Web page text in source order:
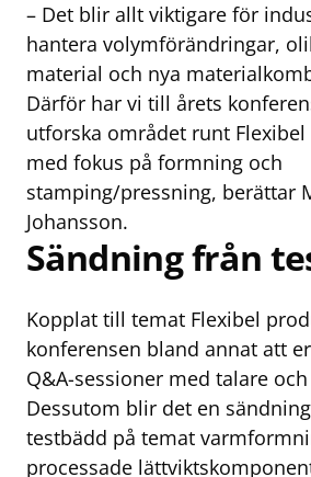
– Det blir allt viktigare för
hantera volymförändringar,
material och nya
Därför har vi till årets
utforska området runt
med fokus på formning och
stamping/pressning, berättar
Johansson.
Sändning från
Kopplat till temat Flexibel
konferensen bland annat att
Q&A-sessioner med talare
Dessutom blir det en
testbädd på temat
processade